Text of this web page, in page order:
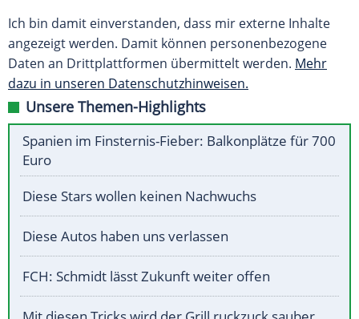
Ich bin damit einverstanden, dass mir externe Inhalte
angezeigt werden. Damit können personenbezogene
Daten an Drittplattformen übermittelt werden. Mehr
dazu in unseren Datenschutzhinweisen.
Unsere Themen-Highlights
Spanien im Finsternis-Fieber: Balkonplätze für 700
Euro
Diese Stars wollen keinen Nachwuchs
Diese Autos haben uns verlassen
FCH: Schmidt lässt Zukunft weiter offen